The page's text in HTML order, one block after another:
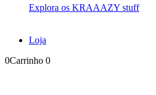
Explora os KRAAAZY stuff
Loja
0Carrinho 0